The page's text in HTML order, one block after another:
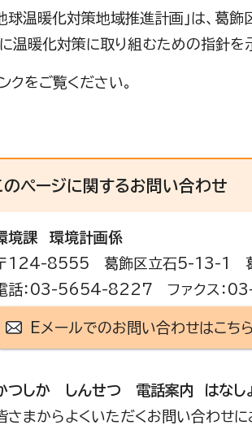
地球温暖化対策地域推進計画」は、葛
温暖化対策に取り組むための指針を
クをご覧ください。
のページに関するお問い合わせ
境課
環境計画係
124-8555 葛飾区立石5-13-1
話：03-5654-8227 ファクス：
Eメールでのお問い合わせはこち
つしか しんせつ 電話案内 はなし
さまからよくいただくお問い合わせ